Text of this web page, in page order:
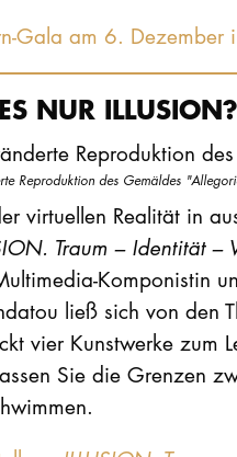
Gala am 6. Dezember
NUR ILLUSION?
Reproduktion des Gemäldes
virtuellen Realität in
Traum – Identität –
Komponistin
ließ sich von den
vier Kunstwerke zum
Sie die Grenzen